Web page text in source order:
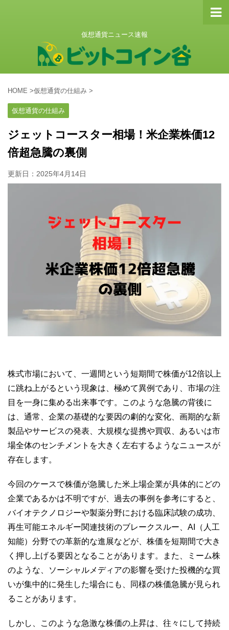
仮想通貨ニュース速報
HOME >仮想通貨の仕組み >
仮想通貨の仕組み
ジェットコースター相場！米企業株価12
倍超急騰の裏側
更新日： 2025年4月14日
株式市場において、一週間という短期間で株価が12倍以上
に跳ね上がるという現象は、極めて異例であり、市場の注
目を一身に集める出来事です。このような急騰の背後に
は、通常、企業の基礎的な要因の劇的な変化、画期的な新
製品やサービスの発表、大規模な提携や買収、あるいは市
場全体のセンチメントを大きく左右するようなニュースが
存在します。
今回のケースで株価が急騰した米上場企業が具体的にどの
企業であるかは不明ですが、過去の事例を参考にすると、
バイオテクノロジーや製薬分野における臨床試験の成功、
再生可能エネルギー関連技術のブレークスルー、AI（人工
知能）分野での革新的な進展などが、株価を短期間で大き
く押し上げる要因となることがあります。また、ミーム株
のような、ソーシャルメディアの影響を受けた投機的な買
いが集中的に発生した場合にも、同様の株価急騰が見られ
ることがあります。
しかし、このような急激な株価の上昇は、往々にして持続